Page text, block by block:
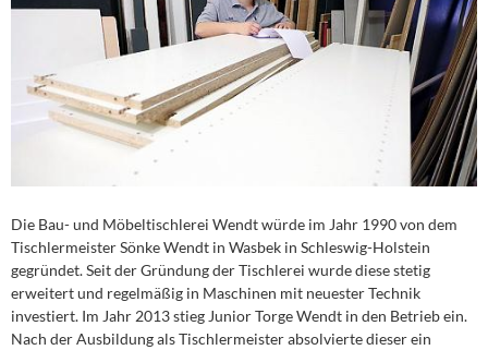
Die Bau- und Möbeltischlerei Wendt würde im Jahr 1990 von dem
Tischlermeister Sönke Wendt in Wasbek in Schleswig-Holstein
gegründet. Seit der Gründung der Tischlerei wurde diese stetig
erweitert und regelmäßig in Maschinen mit neuester Technik
investiert. Im Jahr 2013 stieg Junior Torge Wendt in den Betrieb ein.
Nach der Ausbildung als Tischlermeister absolvierte dieser ein